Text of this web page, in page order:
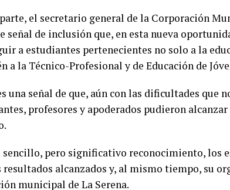
el secretario general de la Corporación
señal de inclusión que, en esta nueva
a estudiantes pertenecientes no solo a la
a la Técnico-Profesional y de Educación de
una señal de que, aún con las dificultades que
profesores y apoderados pudieron
sencillo, pero significativo reconocimiento, los
resultados alcanzados y, al mismo tiempo, su
municipal de La Serena.